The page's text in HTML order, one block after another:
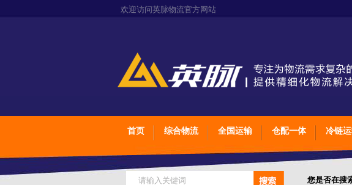
欢迎访问英脉物流官方网站
首页 综合物流 全国运输 仓配一体 冷链
您是否在搜